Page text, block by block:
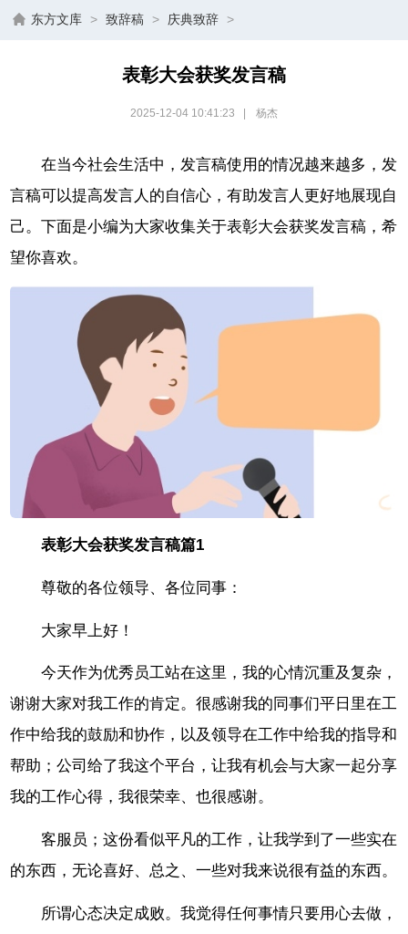
东方文库 > 致辞稿 > 庆典致辞 >
表彰大会获奖发言稿
2025-12-04 10:41:23 杨杰
在当今社会生活中，发言稿使用的情况越来越多，发
言稿可以提高发言人的自信心，有助发言人更好地展现自
己。下面是小编为大家收集关于表彰大会获奖发言稿，希
望你喜欢。
表彰大会获奖发言稿篇1
尊敬的各位领导、各位同事：
大家早上好！
今天作为优秀员工站在这里，我的心情沉重及复杂，
谢谢大家对我工作的肯定。很感谢我的同事们平日里在工
作中给我的鼓励和协作，以及领导在工作中给我的指导和
帮助；公司给了我这个平台，让我有机会与大家一起分享
我的工作心得，我很荣幸、也很感谢。
客服员；这份看似平凡的工作，让我学到了一些实在
的东西，无论喜好、总之、一些对我来说很有益的东西。
所谓心态决定成败。我觉得任何事情只要用心去做，